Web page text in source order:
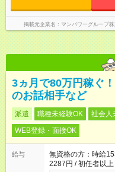
掲載元企業名 マンパワーグループ
3ヵ月で80万円稼ぐ
のお話相手など
派遣 職種未経験OK 社会人
WEB登録・面接OK
給与
無資格の方：時給
2287円 / 初任者以